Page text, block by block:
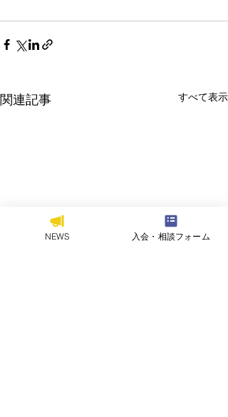
関連記事 すべて表示
NEWS 入会・相談フォーム